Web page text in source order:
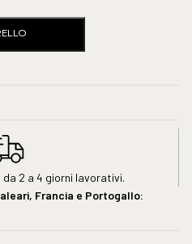
da 2 a 4 giorni lavorativi.
Francia e Portogallo: